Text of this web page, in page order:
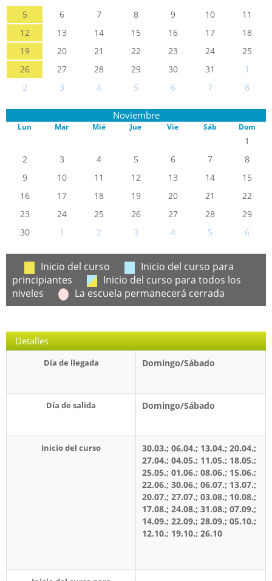
5
6 7 8 9 10
11
12
13 14 15 16 17
18
19
20 21 22 23 24
25
26
27 28 29 30 31
1
2
3 4 5 6 7 8
Noviembre
Lun Mar Mié Jue Vie Sáb Dom
1
2
3 4 5 6 7
8
9
10 11 12 13 14
15
16
17 18 19 20 21
22
23
24 25 26 27 28
29
30
1 2 3 4 5 6
Inicio del curso
Inicio del curso para
principiantes
Inicio del curso para todos los
niveles
La escuela permanecerá cerrada
Detalles
Día de llegada Domingo/Sábado
Día de salida Domingo/Sábado
Inicio del curso
30.03.; 06.04.; 13.04.; 20.04.;
27.04.; 04.05.; 11.05.; 18.05.;
25.05.; 01.06.; 08.06.; 15.06.;
22.06.; 30.06.; 06.07.; 13.07.;
20.07.; 27.07.; 03.08.; 10.08.;
17.08.; 24.08.; 31.08.; 07.09.;
14.09.; 22.09.; 28.09.; 05.10.;
12.10.; 19.10.; 26.10